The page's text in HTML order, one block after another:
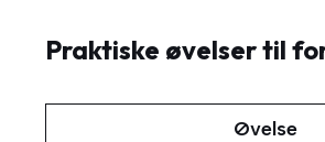
Praktiske øvelser til
Øvelse